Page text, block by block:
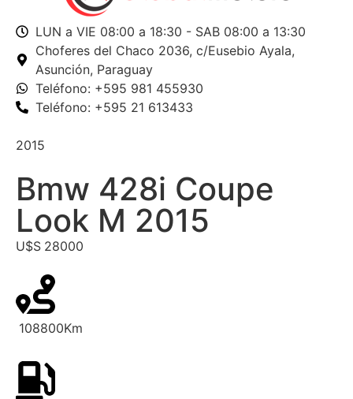
LUN a VIE 08:00 a 18:30 - SAB 08:00 a 13:30
Choferes del Chaco 2036, c/Eusebio Ayala,
Asunción, Paraguay
Teléfono: +595 981 455930
Teléfono: +595 21 613433
2015
Bmw 428i Coupe
Look M 2015
U$S 28000
108800Km